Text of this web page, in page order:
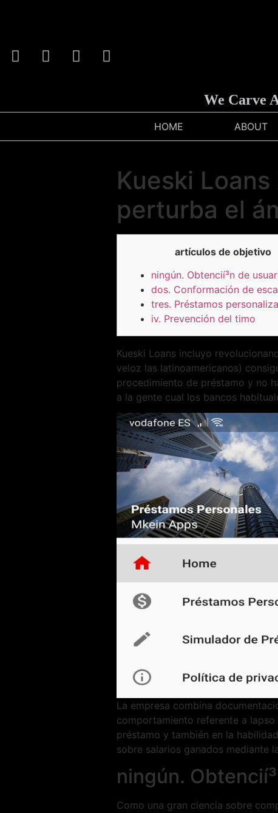
We Carve
HOME ABOUT
Kueski
perturba el
artículos de objetivo
ningún. Obtencií³n de
dos. Conformación de
tres. Préstamos
iv. Prevención del timo
Kueski Loans incluyo
veloz las latinoamericanos)
procedimiento de préstamo y no
a la gente cual los bancos
La empresa combina
comportamiento referente a
préstamo y también en la
sobre salarios ganados mediante
ningún.
Como una gran ciencia sobre